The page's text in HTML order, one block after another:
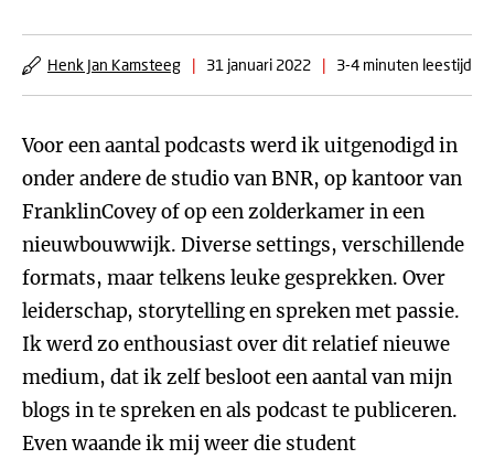
Henk Jan Kamsteeg | 31 januari 2022 | 3-4 minuten leestijd
Voor een aantal podcasts werd ik uitgenodigd in
onder andere de studio van BNR, op kantoor van
FranklinCovey of op een zolderkamer in een
nieuwbouwwijk. Diverse settings, verschillende
formats, maar telkens leuke gesprekken. Over
leiderschap, storytelling en spreken met passie.
Ik werd zo enthousiast over dit relatief nieuwe
medium, dat ik zelf besloot een aantal van mijn
blogs in te spreken en als podcast te publiceren.
Even waande ik mij weer die student